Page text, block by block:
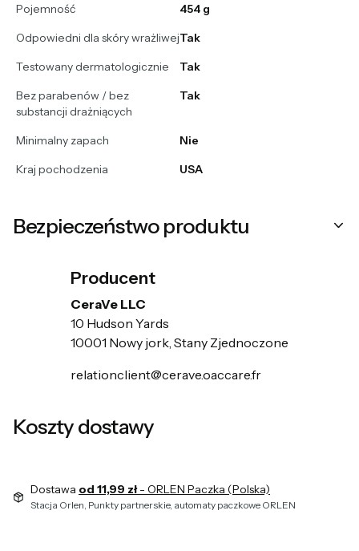
Pojemność
454 g
Odpowiedni dla skóry wrażliwejTak
Testowany dermatologicznie
Tak
Bez parabenów / bez
substancji drażniących
Tak
Minimalny zapach
Nie
Kraj pochodzenia
USA
Bezpieczeństwo produktu
Producent
CeraVe LLC
10 Hudson Yards
10001 Nowy jork, Stany Zjednoczone
relationclient@cerave.oaccare.fr
Koszty dostawy
Dostawa od 11,99 zł- ORLEN Paczka (Polska)
Stacja Orlen, Punkty partnerskie, automaty paczkowe ORLEN